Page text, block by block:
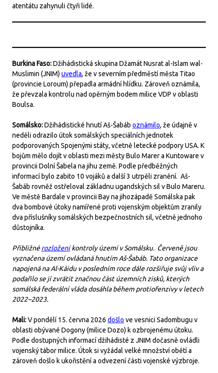
atentátu zahynuli čtyři lidé.
Burkina Faso:Džihádistická skupina Džamát Nusrat al-Islam wal-
Muslimin (JNIM) uvedla, že v severním předměstí města Titao
(provincie Loroum) přepadla armádní hlídku. Zároveň oznámila,
že převzala kontrolu nad opěrným bodem milice VDP v oblasti
Boulsa.
Somálsko:Džihádistické hnutí Aš-Šabáb oznámilo, že údajně v
neděli odrazilo útok somálských speciálních jednotek
podporovaných Spojenými státy, včetně letecké podpory USA. K
bojům mělo dojít v oblasti mezi městy Bulo Marer a Kuntoware v
provincii Dolní Šabela na jihu země. Podle předběžných
informací bylo zabito 10 vojáků a další 3 utrpěli zranění. Aš-
Šabáb rovněž ostřeloval základnu ugandských sil v Bulo Mareru.
Ve městě Bardale v provincii Bay na jihozápadě Somálska pak
dva bombové útoky namířené proti vojenským objektům zranily
dva příslušníky somálských bezpečnostních sil, včetně jednoho
důstojníka.
Přibližnérozložení kontroly území v Somálsku. Červeně jsou
vyznačena území ovládaná hnutím Aš-Šabáb. Tato organizace
napojená na Al-Káidu v posledním roce dále rozšiřuje svůj vliv a
podařilo se jí zvrátit značnou část územních zisků, kterých
somálská federální vláda dosáhla během protiofenzivy v letech
2022–2023.
Mali:V pondělí 15. června 2026 došlo ve vesnici Sadombugu v
oblasti obývané Dogony (milice Dozo) k ozbrojenému útoku.
Podle dostupných informací džihádisté z JNIM dočasně ovládli
vojenský tábor milice. Útok si vyžádal velké množství obětí a
zároveň došlo k ukořistění a odvezení části vojenské výzbroje.